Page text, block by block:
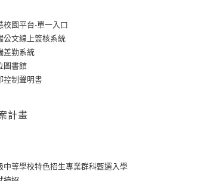
校園平台-單一入口
公文線上簽核系統
差勤系統
圖書館
控制聲明書
計畫
中等學校特色招生專業群科甄選入學